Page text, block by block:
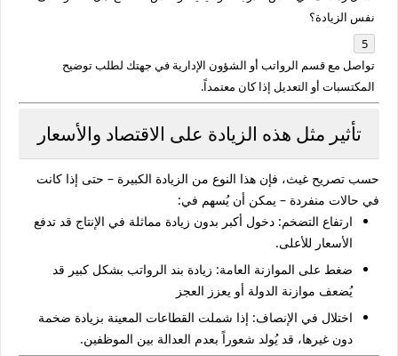
نفس الزيادة؟
تواصل مع قسم الرواتب أو الشؤون الإدارية في جهتك لطلب توضيح
المكتسبات أو التعديل إذا كان معتمداً.
تأثير مثل هذه الزيادة على الاقتصاد والأسعار
حسب تصريح غيث، فإن هذا النوع من الزيادة الكبيرة – حتى إذا كانت
في حالات منفردة – يمكن أن يُسهم في:
ارتفاع التضخم: دخول أكبر بدون زيادة مماثلة في الإنتاج قد تدفع
الأسعار للأعلى.
ضغط على الموازنة العامة: زيادة بند الرواتب بشكل كبير قد
يُضعف موازنة الدولة أو يعزز العجز
اختلال في الإنصاف: إذا شملت القطاعات المعينة بزيادة ضخمة
دون غيرها، قد يُولد شعوراً بعدم العدالة بين الموظفين.